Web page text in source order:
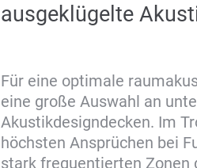
ausgeklügelte
Für eine optimale
eine große Auswahl an
Akustikdesigndecken. Im
höchsten Ansprüchen bei
stark frequentierten Zonen